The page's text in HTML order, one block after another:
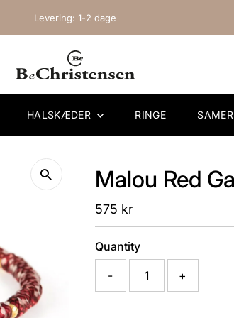
Levering: 1-2 dage
HALSKÆDER RINGE SAMER
Malou Red
Regular
Price
575 kr
Quantity
- +